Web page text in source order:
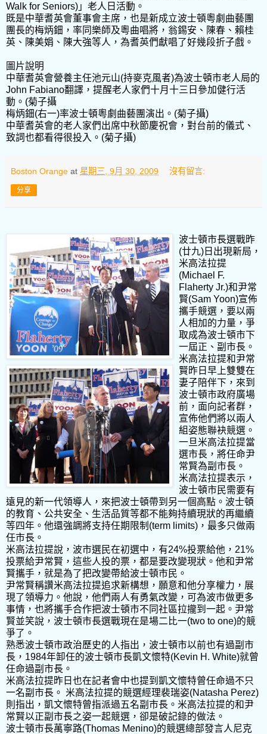
Walk for Seniors)」老人日活動。
既是中華耆英會董事會主席，也是新成立波士頓粵劇曲藝團
團長的梅炳鈿，率同樂師及粵曲唱將，翁錫安、陳春、賴桂
英、陳美娟、陳大強等人，為耆英們獻唱了好幾段折子戲。
圖片說明
中華耆英會營養主任池元山(持麥克風者)為波士頓市老人局的
John Fabiano翻譯，提醒老人家們十月十三日參加健行活
動。(菊子攝
梅炳鈿(右一)率波士頓粵劇曲藝團演出。(菊子攝)
中華耆英會的老人家們出席中秋節慶祝會，對台前的儀式、
致詞也都看得很投入。(菊子攝)
Boston Orange at 星期三, 9月 30, 2009 沒有留言:
分享
波士頓市長選戰昨
(廿九)日出現新局，
米高法拉提
(Michael F.
Flaherty Jr.)和尹常
賢(Sam Yoon)宣佈
攜手競選，要以兩
人相加的力量，爭
取成為波士頓市下
一屆正、副市長。
米高法拉提和尹常
賢昨日早上雙雙在
妻子陪伴下，來到
波士頓市政府廣場
前，面向記者群，
宣佈他們將以兩人
組姿態聯袂競選。
一旦米高法拉提當
選市長，將任命尹
常賢為副市長。
米高法拉提表示，
波士頓市民需要有
遠見的新一代領導人，來把波士頓帶到另一個高點。波士頓
的教育、公共安全、生活品質等都不能夠持續現狀的再繼續
等四年。他還強調將支持任期限制(term limits)，最多只做兩
任市長。
米高法拉提說，波市選民在初選中，有24%投票給他，21%
投票給尹常賢，這些人投的票，都是要改變現狀。他和尹常
賢攜手，就是為了把改變帶給波士頓市民。
尹常賢稱讚米高法拉提追求新構想，願意和他分享權力，展
現了領導力。他說，他們兩人有勇氣改變，可為波市做更多
事情，也將攜手合作把波士頓市不同社區拉攏到一起。尹常
賢並笑說，波士頓市長選戰現在是場二比一(two to one)的競
爭了。
熟悉波士頓市政治歷史的人指出，波士頓市以前也有過副市
長，1984年卸任的波士頓市長凱文懷特(Kevin H. White)就曾
任命過副市長。
米高法拉提昨日也在記者會中也提到凱文懷特曾任命過不只
一名副市長。 米高法拉提的競選經理裴瑞姿(Natasha Perez)
則指出，凱文懷特曾指派過五名副市長。米高法拉提的和尹
常賢以正副市長之姿一起競選，卻是破記錄的做法。
波士頓市長萬寧路(Thomas Menino)的競選總部發言人尼克